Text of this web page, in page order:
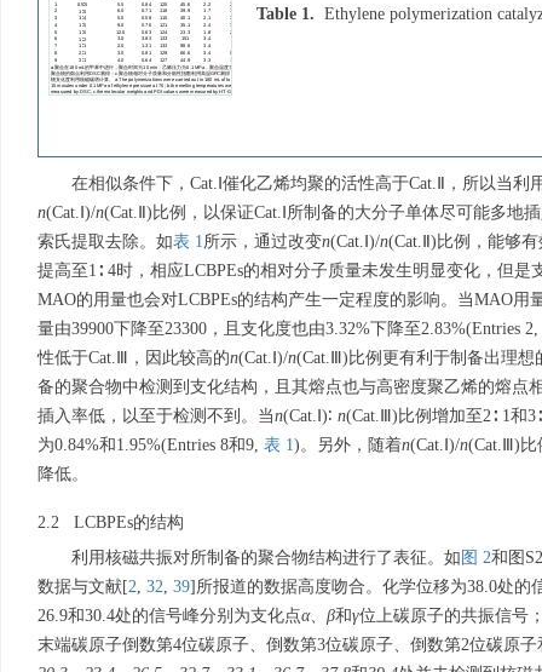
Table 1. Ethylene polymerization
在相似条件下，Cat.Ⅰ催化乙烯均聚的活性高于Cat.Ⅱ，所以当利
n(Cat.Ⅰ)/n(Cat.Ⅱ)比例，以保证Cat.Ⅰ所制备的大分子单体尽可能多
索氏提取去除。如表 1 所示，通过改变n(Cat.Ⅰ)/n(Cat.Ⅱ)比例，能够
提高至1∶ 4时，相应LCBPEs的相对分子质量未发生明显变化，但是
MAO的用量也会对LCBPEs的结构产生一定程度的影响。当MAO用
量由39900下降至23300，且支化度也由3.32%下降至2.83%(Entries
性低于Cat.Ⅲ，因此较高的n(Cat.Ⅰ)/n(Cat.Ⅲ)比例更有利于制备出理想
备的聚合物中检测到支化结构，且其熔点也与高密度聚乙烯的熔点
插入率低，以至于检测不到。当n(Cat.Ⅰ)∶ n(Cat.Ⅲ)比例增加至2∶ 1和
为0.84%和1.95%(Entries 8和9, 表 1 )。另外，随着n(Cat.Ⅰ)/n(Cat.Ⅲ)比
降低。
2.2 LCBPEs的结构
利用核磁共振对所制备的聚合物结构进行了表征。如 图 2和图
数据与文献[2 32 39]所报道的数据高度吻合。化学位移为38.0处的
26.9和30.4处的信号峰分别为支化点α、 β和γ位上碳原子的共振信号
末端碳原子倒数第4位碳原子、倒数第3位碳原子、倒数第2位碳原